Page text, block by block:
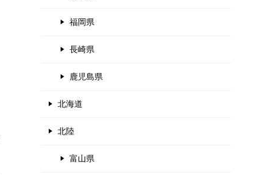
福岡県
長崎県
鹿児島県
北海道
北陸
富山県